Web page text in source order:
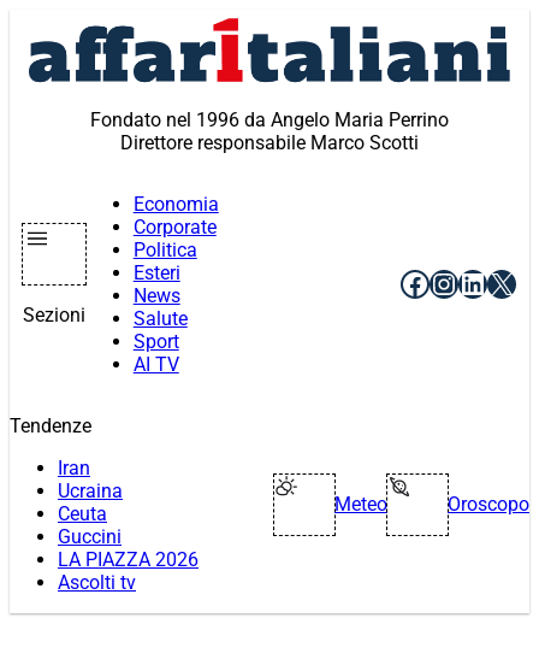
contenuto
Fondato nel 1996 da Angelo Maria Perrino
Direttore responsabile Marco Scotti
Sezioni
Economia
Corporate
Politica
Esteri
News
Salute
Sport
AI TV
Facebook
X
Tendenze
Iran
Ucraina
Ceuta
Guccini
LA PIAZZA 2026
Ascolti tv
Meteo Oroscopo